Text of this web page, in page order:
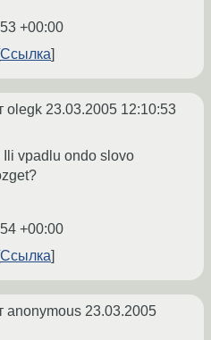
+00:00
Ссылка
olegk 23.03.2005 12:10:53
Ili vpadlu ondo slovo
+00:00
Ссылка
anonymous 23.03.2005